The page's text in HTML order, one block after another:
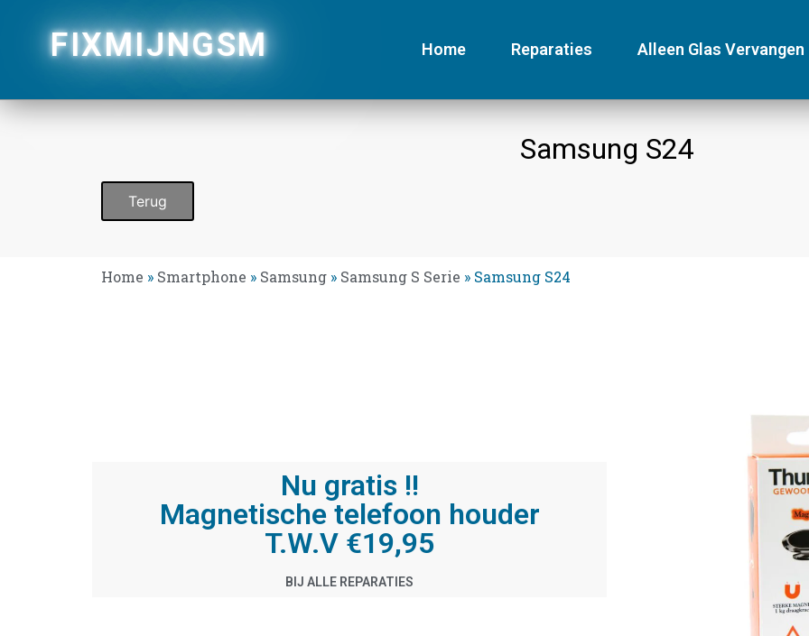
FIXMIJNGSM Home Reparaties Alleen Glas Vervangen
Samsung S24
Terug
Home » Smartphone » Samsung » Samsung S Serie » Samsung S24
Nu gratis !!
Magnetische telefoon houder
T.W.V €19,95
BIJ ALLE REPARATIES